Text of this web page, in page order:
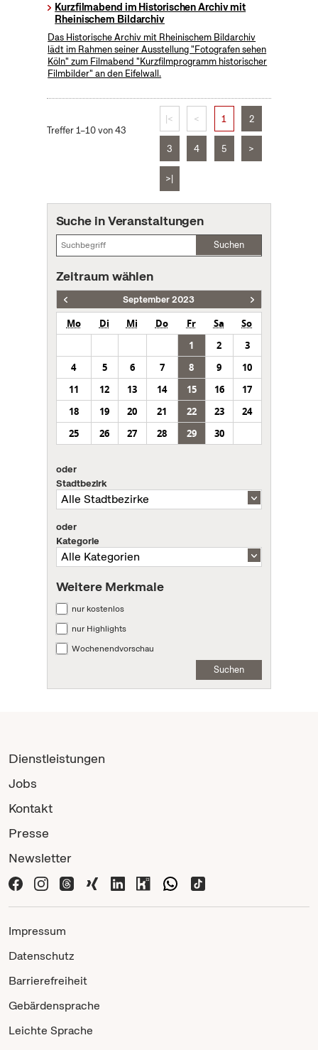
Kurzfilmabend im Historischen Archiv mit
Rheinischem Bildarchiv
Das Historische Archiv mit Rheinischem Bildarchiv
lädt im Rahmen seiner Ausstellung "Fotografen sehen
Köln" zum Filmabend "Kurzfilmprogramm historischer
Filmbilder" an den Eifelwall.
Treffer 1–10 von 43
|< < 1 2
3 4 5 >
>|
Suche in Veranstaltungen
Suchen
Zeitraum wählen
September 2023
Mo Di Mi Do Fr Sa
So
1
2
3
4
5 6 7 8 9
10
11
12 13 14 15 16
17
18
19 20 21 22 23
24
25
26 27 28 29 30
oder
Stadtbezirk
oder
Kategorie
Weitere Merkmale
nur kostenlos
nur Highlights
Wochenendvorschau
Suchen
Dienstleistungen
Jobs
Kontakt
Presse
Newsletter
Impressum
Datenschutz
Barrierefreiheit
Gebärdensprache
Leichte Sprache